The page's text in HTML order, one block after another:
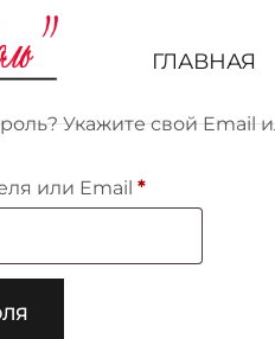
ГЛАВНАЯ
Укажите свой Email
или Email *